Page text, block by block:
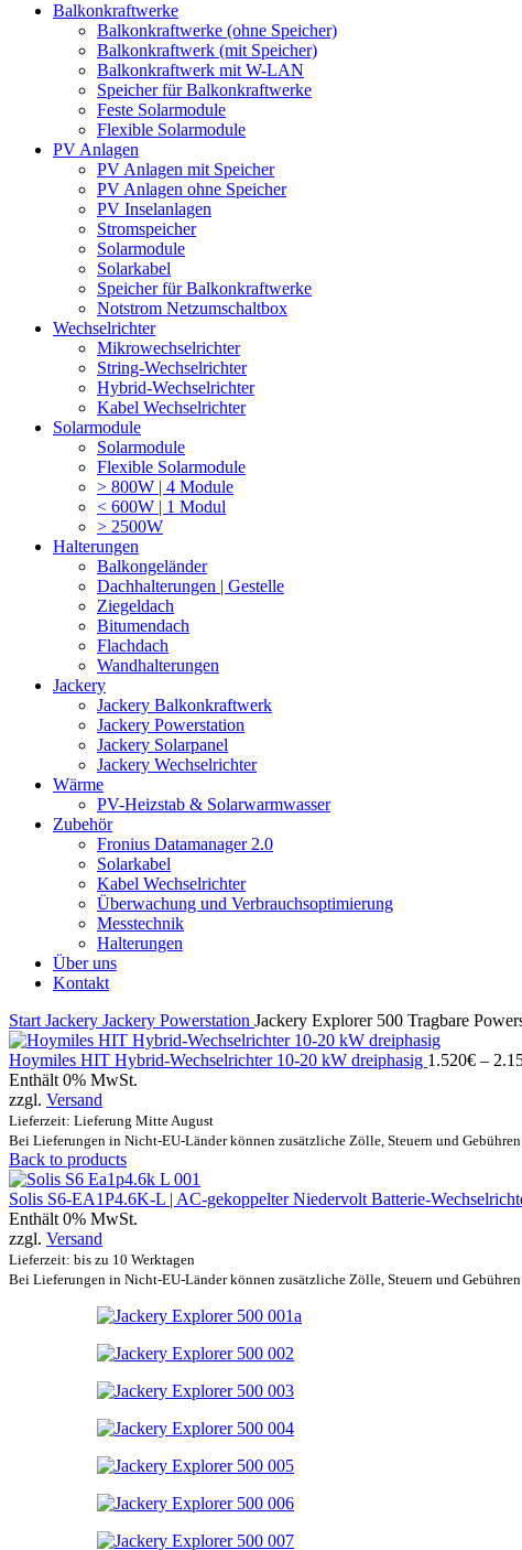
Balkonkraftwerke
Balkonkraftwerke (ohne Speicher)
Balkonkraftwerk (mit Speicher)
Balkonkraftwerk mit W-LAN
Speicher für Balkonkraftwerke
Feste Solarmodule
Flexible Solarmodule
PV Anlagen
PV Anlagen mit Speicher
PV Anlagen ohne Speicher
PV Inselanlagen
Stromspeicher
Solarmodule
Solarkabel
Speicher für Balkonkraftwerke
Notstrom Netzumschaltbox
Wechselrichter
Mikrowechselrichter
String-Wechselrichter
Hybrid-Wechselrichter
Kabel Wechselrichter
Solarmodule
Solarmodule
Flexible Solarmodule
> 800W | 4 Module
< 600W | 1 Modul
> 2500W
Halterungen
Balkongeländer
Dachhalterungen | Gestelle
Ziegeldach
Bitumendach
Flachdach
Wandhalterungen
Jackery
Jackery Balkonkraftwerk
Jackery Powerstation
Jackery Solarpanel
Jackery Wechselrichter
Wärme
PV-Heizstab & Solarwarmwasser
Zubehör
Fronius Datamanager 2.0
Solarkabel
Kabel Wechselrichter
Überwachung und Verbrauchsoptimierung
Messtechnik
Halterungen
Über uns
Kontakt
Start Jackery Jackery Powerstation Jackery Explorer 500 Tragbare
Hoymiles HIT Hybrid-Wechselrichter 10-20 kW dreiphasig 1.520€ –
Enthält 0% MwSt.
zzgl. Versand
Lieferzeit: Lieferung Mitte August
Bei Lieferungen in Nicht-EU-Länder können zusätzliche Zölle, Steuern und
Back to products
Solis S6-EA1P4.6K-L | AC-gekoppelter Niedervolt Batterie-
Enthält 0% MwSt.
zzgl. Versand
Lieferzeit: bis zu 10 Werktagen
Bei Lieferungen in Nicht-EU-Länder können zusätzliche Zölle, Steuern und